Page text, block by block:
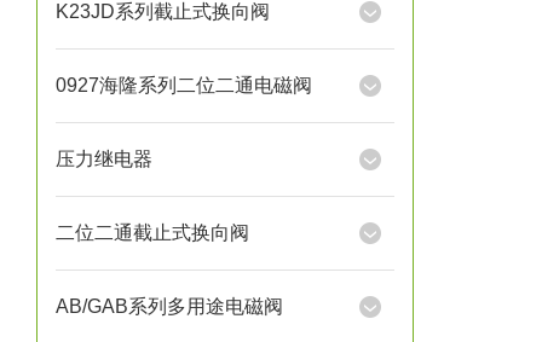
K23JD系列截止式换向阀
0927海隆系列二位二通电磁阀
压力继电器
二位二通截止式换向阀
AB/GAB系列多用途电磁阀